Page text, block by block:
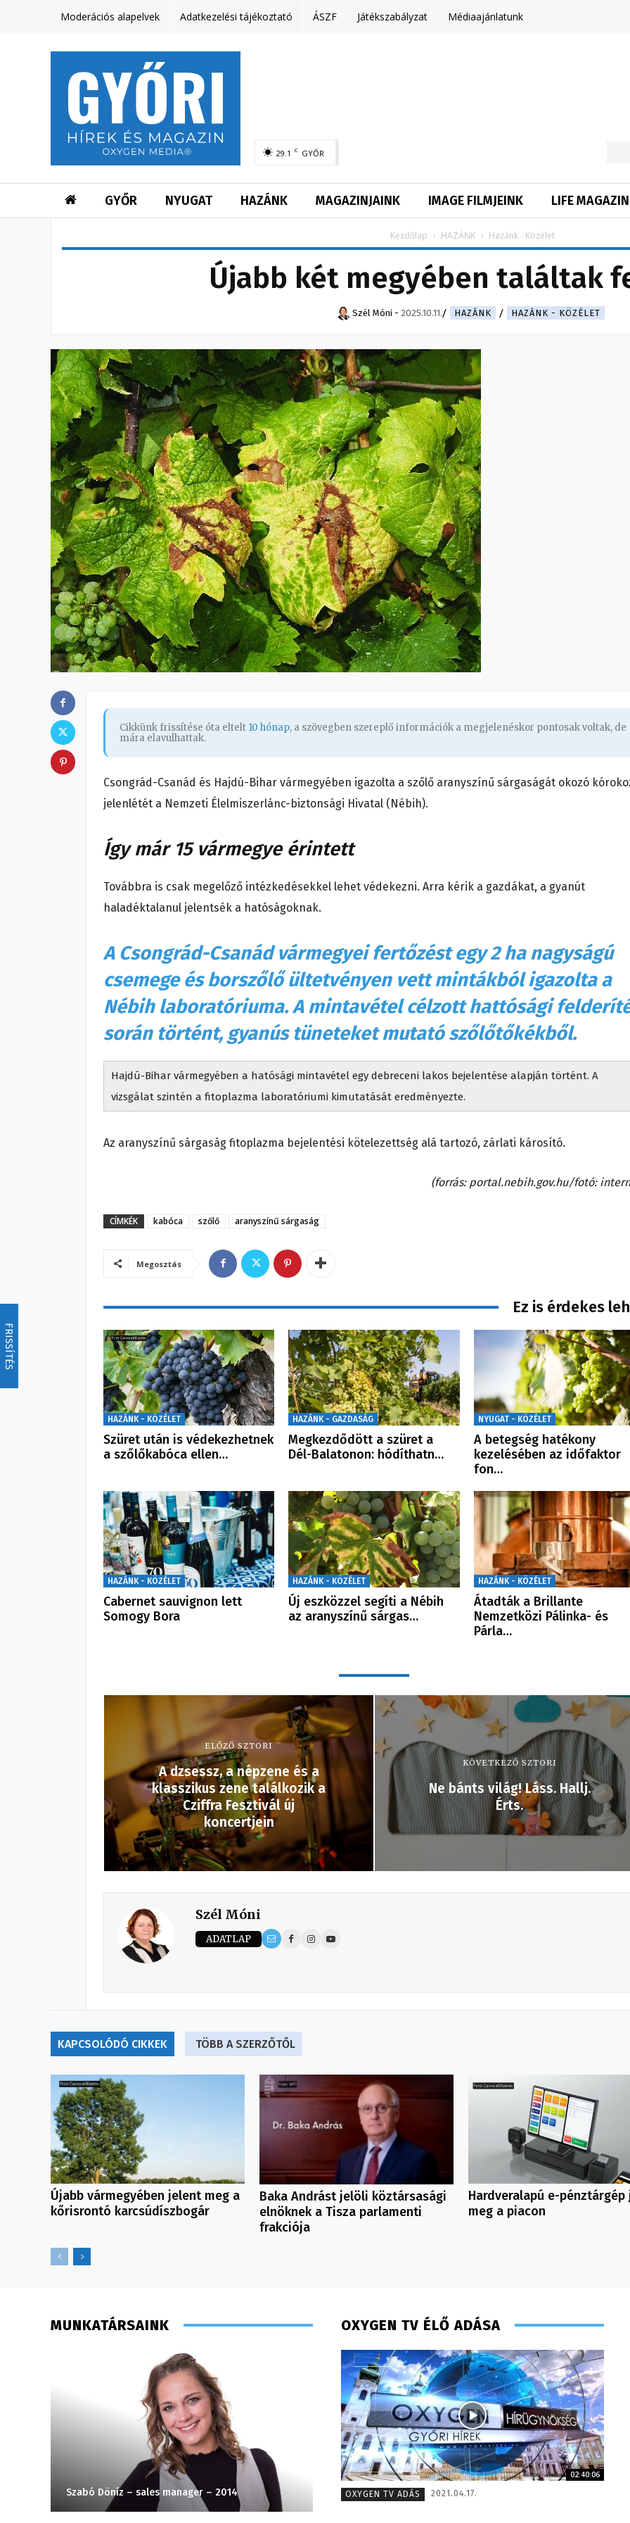
FRISSÍTÉS
Moderációs alapelvek Adatkezelési tájékoztató ÁSZF Játékszabályzat Médiaajánlatunk
29.1 C GYŐR
GYŐR NYUGAT HAZÁNK MAGAZINJAINK IMAGE FILMJEINK LIFE MAGAZIN
Kezdőlap HAZÁNK Hazánk - Közélet
Újabb két megyében találtak
Szél Móni - 2025.10.11. HAZÁNK HAZÁNK - KÖZÉLET
Cikkünk frissítése óta eltelt 10 hónap, a szövegben szereplő információk a megjelenéskor pontosak voltak, de
mára elavulhattak.
Csongrád-Csanád és Hajdú-Bihar vármegyében igazolta a szőlő aranyszínű sárgaságát okozó
jelenlétét a Nemzeti Élelmiszerlánc-biztonsági Hivatal (Nébih).
Így már 15 vármegye érintett
Továbbra is csak megelőző intézkedésekkel lehet védekezni. Arra kérik a gazdákat, a gyanút
haladéktalanul jelentsék a hatóságoknak.
A Csongrád-Csanád vármegyei fertőzést egy 2 ha nagyságú
csemege és borszőlő ültetvényen vett mintákból igazolta a
Nébih laboratóriuma. A mintavétel célzott hattósági
során történt, gyanús tüneteket mutató szőlőtőkékből.
Hajdú-Bihar vármegyében a hatósági mintavétel egy debreceni lakos bejelentése alapján történt. A
vizsgálat szintén a fitoplazma laboratóriumi kimutatását eredményezte.
Az aranyszínű sárgaság fitoplazma bejelentési kötelezettség alá tartozó, zárlati károsító.
(forrás: portal.nebih.gov.hu/fotó:
CÍMKÉK kabóca szőlő aranyszínű sárgaság
Megosztás
Ez is érdekes
HAZÁNK - KÖZÉLET
Szüret után is védekezhetnek
a szőlőkabóca ellen…
HAZÁNK - GAZDASÁG
Megkezdődött a szüret a
Dél-Balatonon: hódíthatn…
NYUGAT - KÖZÉLET
A betegség hatékony
kezelésében az időfaktor
fon…
HAZÁNK - KÖZÉLET
Cabernet sauvignon lett
Somogy Bora
HAZÁNK - KÖZÉLET
Új eszközzel segíti a Nébih
az aranyszínű sárgas…
HAZÁNK - KÖZÉLET
Átadták a Brillante
Nemzetközi Pálinka- és
Párla…
ELŐZŐ SZTORI
A dzsessz, a népzene és a
klasszikus zene találkozik a
Cziffra Fesztivál új
koncertjein
KÖVETKEZŐ SZTORI
Ne bánts világ! Láss. Hallj.
Érts.
Szél Móni
ADATLAP
KAPCSOLÓDÓ CIKKEK TÖBB A SZERZŐTŐL
Újabb vármegyében jelent meg a
kőrisrontó karcsúdíszbogár
Baka Andrást jelöli köztársasági
elnöknek a Tisza parlamenti
frakciója
Hardveralapú e-
meg a piacon
MUNKATÁRSAINK
Szabó Döníz – sales manager – 2014 Varga László – operatőr-vágó – 2020
OXYGEN TV ÉLŐ ADÁSA
02:40:06
OXYGEN TV ADÁS
2021.04.17.